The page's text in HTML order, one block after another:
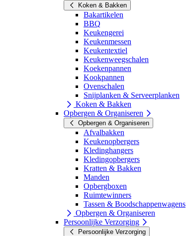
Koken & Bakken
Bakartikelen
BBQ
Keukengerei
Keukenmessen
Keukentextiel
Keukenweegschalen
Koekenpannen
Kookpannen
Ovenschalen
Snijplanken & Serveerplanken
Koken & Bakken
Opbergen & Organiseren
Opbergen & Organiseren
Afvalbakken
Keukenopbergers
Kledinghangers
Kledingopbergers
Kratten & Bakken
Manden
Opbergboxen
Ruimtewinners
Tassen & Boodschappenwagens
Opbergen & Organiseren
Persoonlijke Verzorging
Persoonlijke Verzorging